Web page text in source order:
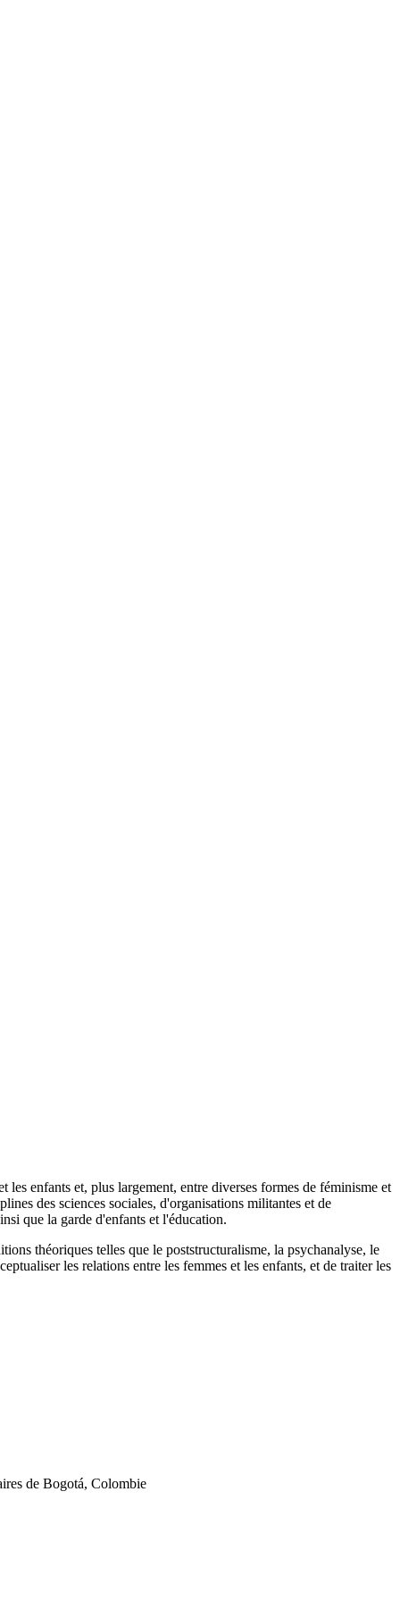
enfants et, plus largement, entre diverses formes de féminisme et
des sciences sociales, d'organisations militantes et de
que la garde d'enfants et l'éducation.
théoriques telles que le poststructuralisme, la psychanalyse, le
les relations entre les femmes et les enfants, et de traiter les
de Bogotá, Colombie